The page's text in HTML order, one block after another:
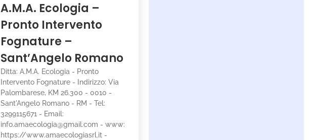
A.M.A. Ecologia –
Pronto Intervento
Fognature –
Sant’Angelo Romano
Ditta: A.M.A. Ecologia - Pronto
Intervento Fognature - Indirizzo: Via
Palombarese, KM 26.300 - 0010 -
Sant'Angelo Romano - RM - Tel:
3299115671 - Email:
info.amaecologia@gmail.com - www:
https://www.amaecologiasrl.it -